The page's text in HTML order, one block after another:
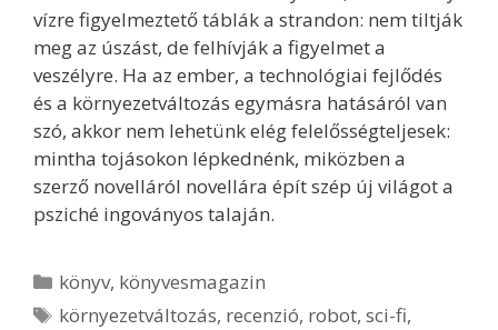
vízre figyelmeztető táblák a strandon: nem tiltják
meg az úszást, de felhívják a figyelmet a
veszélyre. Ha az ember, a technológiai fejlődés
és a környezetváltozás egymásra hatásáról van
szó, akkor nem lehetünk elég felelősségteljesek:
mintha tojásokon lépkednénk, miközben a
szerző novelláról novellára épít szép új világot a
psziché ingoványos talaján.
Kategória
könyv, könyvesmagazin
Címkék
környezetváltozás, recenzió, robot,sci-fi,